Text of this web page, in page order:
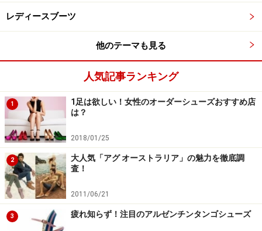
レディースブーツ
他のテーマも見る
人気記事ランキング
1
1足は欲しい！女性のオーダーシューズおすすめ店
は？
2018/01/25
2
大人気「アグ オーストラリア」の魅力を徹底調
査！
2011/06/21
3 疲れ知らず！注目のアルゼンチンタンゴシューズ